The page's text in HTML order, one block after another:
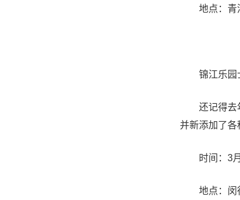
地点：青
锦江乐园
还记得去年
并新添加了各
时间：3月
地点：闵行